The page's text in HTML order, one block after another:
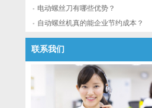
电动螺丝刀有哪些优势？
自动螺丝机真的能企业节约成本？
联系我们